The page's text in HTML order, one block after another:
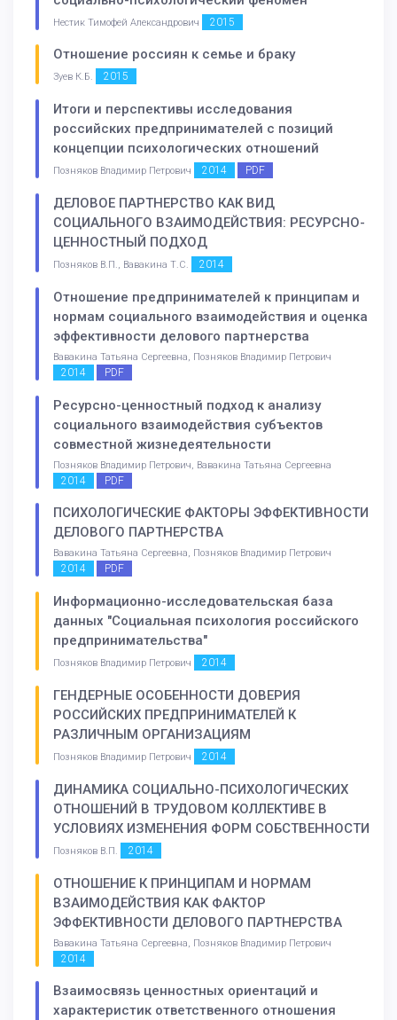
Нестик Тимофей Александрович 2015
Отношение россиян к семье и браку
Зуев К.Б. 2015
Итоги и перспективы исследования
российских предпринимателей с позиций
концепции психологических отношений
Позняков Владимир Петрович 2014 PDF
ДЕЛОВОЕ ПАРТНЕРСТВО КАК ВИД
СОЦИАЛЬНОГО ВЗАИМОДЕЙСТВИЯ: РЕСУРСНО-
ЦЕННОСТНЫЙ ПОДХОД
Позняков В.П., Вавакина Т.С. 2014
Отношение предпринимателей к принципам и
нормам социального взаимодействия и оценка
эффективности делового партнерства
Вавакина Татьяна Сергеевна, Позняков Владимир Петрович
2014 PDF
Ресурсно-ценностный подход к анализу
социального взаимодействия субъектов
совместной жизнедеятельности
Позняков Владимир Петрович, Вавакина Татьяна Сергеевна
2014 PDF
ПСИХОЛОГИЧЕСКИЕ ФАКТОРЫ ЭФФЕКТИВНОСТИ
ДЕЛОВОГО ПАРТНЕРСТВА
Вавакина Татьяна Сергеевна, Позняков Владимир Петрович
2014 PDF
Информационно-исследовательская база
данных "Социальная психология российского
предпринимательства"
Позняков Владимир Петрович 2014
ГЕНДЕРНЫЕ ОСОБЕННОСТИ ДОВЕРИЯ
РОССИЙСКИХ ПРЕДПРИНИМАТЕЛЕЙ К
РАЗЛИЧНЫМ ОРГАНИЗАЦИЯМ
Позняков Владимир Петрович 2014
ДИНАМИКА СОЦИАЛЬНО-ПСИХОЛОГИЧЕСКИХ
ОТНОШЕНИЙ В ТРУДОВОМ КОЛЛЕКТИВЕ В
УСЛОВИЯХ ИЗМЕНЕНИЯ ФОРМ СОБСТВЕННОСТИ
Позняков В.П. 2014
ОТНОШЕНИЕ К ПРИНЦИПАМ И НОРМАМ
ВЗАИМОДЕЙСТВИЯ КАК ФАКТОР
ЭФФЕКТИВНОСТИ ДЕЛОВОГО ПАРТНЕРСТВА
Вавакина Татьяна Сергеевна, Позняков Владимир Петрович
2014
Взаимосвязь ценностных ориентаций и
характеристик ответственного отношения